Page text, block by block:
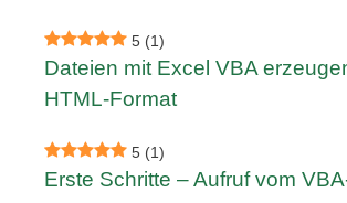
5 (1)
Dateien mit Excel VBA
HTML-Format
5 (1)
Erste Schritte – Aufruf vom